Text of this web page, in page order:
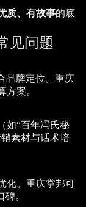
质、有故事的底
见问题
品牌定位。重庆
方案。
如“百年冯氏秘
素材与话术培
化。重庆掌邦可
。